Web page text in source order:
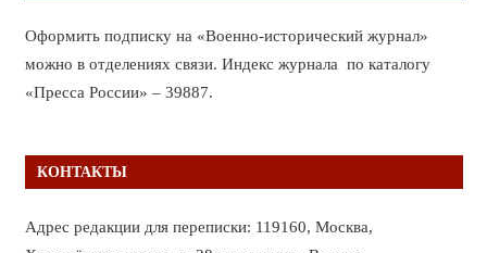
Оформить подписку на «Военно-исторический журнал»
можно в отделениях связи. Индекс журнала по каталогу
«Пресса России» – 39887.
КОНТАКТЫ
Адрес редакции для переписки: 119160, Москва,